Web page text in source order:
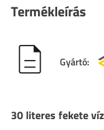
Termékleírás
Gyártó:
30 literes fekete